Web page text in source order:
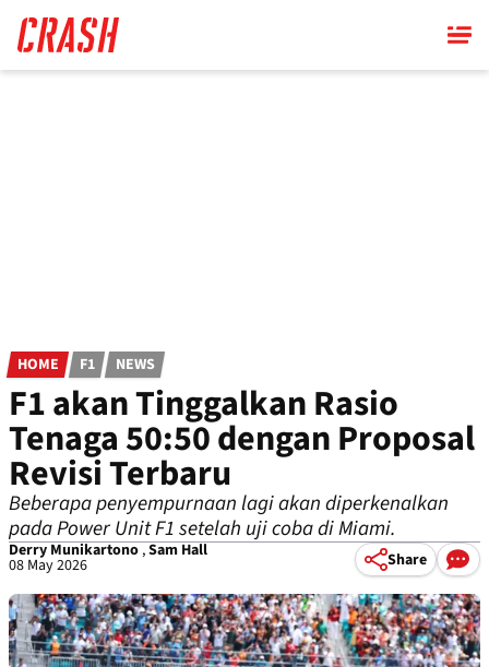
main
content
HOME F1 NEWS
F1 akan Tinggalkan Rasio
Tenaga 50:50 dengan Proposal
Revisi Terbaru
Beberapa penyempurnaan lagi akan diperkenalkan
pada Power Unit F1 setelah uji coba di Miami.
Derry Munikartono,Sam Hall
08 May 2026 Share